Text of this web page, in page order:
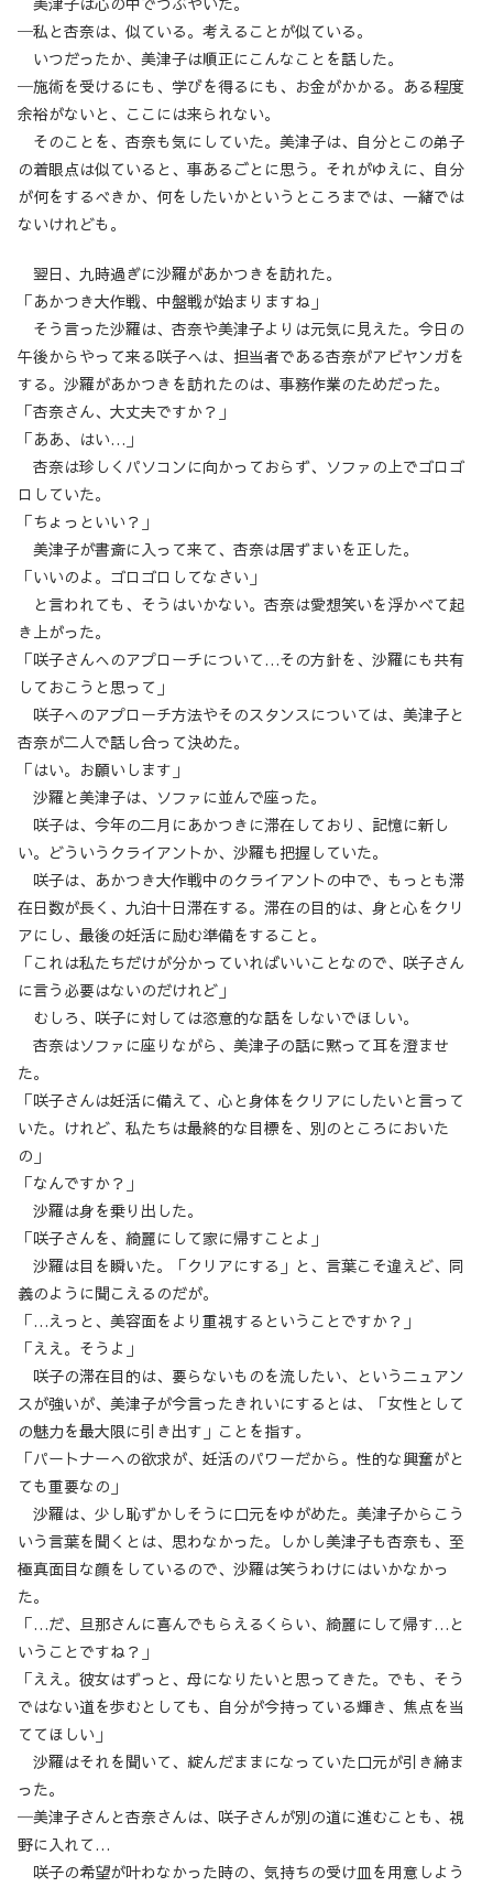
─私と杏奈は、似ている。考えることが似ている。
いつだったか、美津子は順正にこんなことを話した。
─施術を受けるにも、学びを得るにも、お金がかかる。ある程度
余裕がないと、ここには来られない。
そのことを、杏奈も気にしていた。美津子は、自分とこの弟子
の着眼点は似ていると、事あるごとに思う。それがゆえに、自分
が何をするべきか、何をしたいかというところまでは、一緒では
ないけれども。
翌日、九時過ぎに沙羅があかつきを訪れた。
「あかつき大作戦、中盤戦が始まりますね」
そう言った沙羅は、杏奈や美津子よりは元気に見えた。今日の
午後からやって来る咲子へは、担当者である杏奈がアビヤンガを
する。沙羅があかつきを訪れたのは、事務作業のためだった。
「杏奈さん、大丈夫ですか？」
「ああ、はい…」
杏奈は珍しくパソコンに向かっておらず、ソファの上でゴロゴ
ロしていた。
「ちょっといい？」
美津子が書斎に入って来て、杏奈は居ずまいを正した。
「いいのよ。ゴロゴロしてなさい」
と言われても、そうはいかない。杏奈は愛想笑いを浮かべて起
き上がった。
「咲子さんへのアプローチについて…その方針を、沙羅にも共有
しておこうと思って」
咲子へのアプローチ方法やそのスタンスについては、美津子と
杏奈が二人で話し合って決めた。
「はい。お願いします」
沙羅と美津子は、ソファに並んで座った。
咲子は、今年の二月にあかつきに滞在しており、記憶に新し
い。どういうクライアントか、沙羅も把握していた。
咲子は、あかつき大作戦中のクライアントの中で、もっとも滞
在日数が長く、九泊十日滞在する。滞在の目的は、身と心をクリ
アにし、最後の妊活に励む準備をすること。
「これは私たちだけが分かっていればいいことなので、咲子さん
に言う必要はないのだけれど」
むしろ、咲子に対しては恣意的な話をしないでほしい。
杏奈はソファに座りながら、美津子の話に黙って耳を澄ませ
た。
「咲子さんは妊活に備えて、心と身体をクリアにしたいと言って
いた。けれど、私たちは最終的な目標を、別のところにおいた
の」
「なんですか？」
沙羅は身を乗り出した。
「咲子さんを、綺麗にして家に帰すことよ」
沙羅は目を瞬いた。「クリアにする」と、言葉こそ違えど、同
義のように聞こえるのだが。
「…えっと、美容面をより重視するということですか？」
「ええ。そうよ」
咲子の滞在目的は、要らないものを流したい、というニュアン
スが強いが、美津子が今言ったきれいにするとは、「女性として
の魅力を最大限に引き出す」ことを指す。
「パートナーへの欲求が、妊活のパワーだから。性的な興奮がと
ても重要なの」
沙羅は、少し恥ずかしそうに口元をゆがめた。美津子からこう
いう言葉を聞くとは、思わなかった。しかし美津子も杏奈も、至
極真面目な顔をしているので、沙羅は笑うわけにはいかなかっ
た。
「…だ、旦那さんに喜んでもらえるくらい、綺麗にして帰す…と
いうことですね？」
「ええ。彼女はずっと、母になりたいと思ってきた。でも、そう
ではない道を歩むとしても、自分が今持っている輝き、焦点を当
ててほしい」
沙羅はそれを聞いて、綻んだままになっていた口元が引き締ま
った。
─美津子さんと杏奈さんは、咲子さんが別の道に進むことも、視
野に入れて…
咲子の希望が叶わなかった時の、気持ちの受け皿を用意しよう